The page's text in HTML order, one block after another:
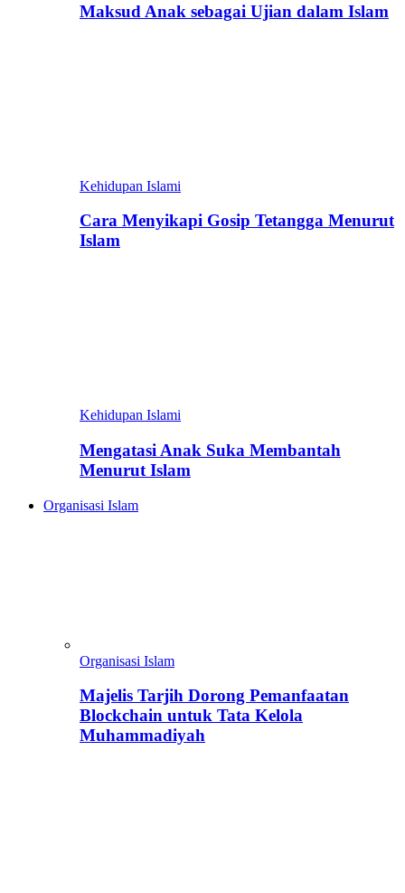
Maksud Anak sebagai Ujian dalam Islam
Kehidupan Islami
Cara Menyikapi Gosip Tetangga Menurut
Islam
Kehidupan Islami
Mengatasi Anak Suka Membantah
Menurut Islam
Organisasi Islam
Organisasi Islam
Majelis Tarjih Dorong Pemanfaatan
Blockchain untuk Tata Kelola
Muhammadiyah